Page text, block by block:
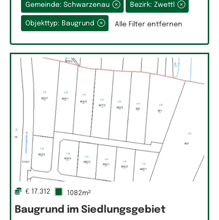
Grundfläche
Räume
Auswahlfeld Räume.
Gemeinde: Schwarzenau Bezirk: Zwettl
Objekttyp: Baugrund Alle Filter entfernen
€ 17.312 1082m²
Baugrund im Siedlungsgebiet